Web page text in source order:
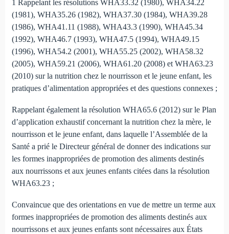
1 Rappelant les résolutions WHA33.32 (1980), WHA34.22
(1981), WHA35.26 (1982), WHA37.30 (1984), WHA39.28
(1986), WHA41.11 (1988), WHA43.3 (1990), WHA45.34
(1992), WHA46.7 (1993), WHA47.5 (1994), WHA49.15
(1996), WHA54.2 (2001), WHA55.25 (2002), WHA58.32
(2005), WHA59.21 (2006), WHA61.20 (2008) et WHA63.23
(2010) sur la nutrition chez le nourrisson et le jeune enfant, les
pratiques d’alimentation appropriées et des questions connexes ;
Rappelant également la résolution WHA65.6 (2012) sur le Plan
d’application exhaustif concernant la nutrition chez la mère, le
nourrisson et le jeune enfant, dans laquelle l’Assemblée de la
Santé a prié le Directeur général de donner des indications sur
les formes inappropriées de promotion des aliments destinés
aux nourrissons et aux jeunes enfants citées dans la résolution
WHA63.23 ;
Convaincue que des orientations en vue de mettre un terme aux
formes inappropriées de promotion des aliments destinés aux
nourrissons et aux jeunes enfants sont nécessaires aux États